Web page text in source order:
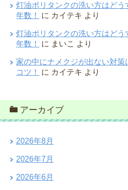
灯油ポリタンクの洗い方はどう
年数！
に カイテキ より
灯油ポリタンクの洗い方はどう
年数！
に まいこ より
家の中にナメクジが出ない対
コツ！
に カイテキ より
アーカイブ
2026年8月
2026年7月
2026年6月